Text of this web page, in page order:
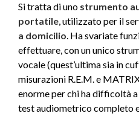
Si tratta di uno strumento
portatile, utilizzato per il
a domicilio. Ha svariate
effettuare, con un unico
vocale (quest’ultima sia in
misurazioni R.E.M. e
enorme per chi ha difficoltà
test audiometrico completo